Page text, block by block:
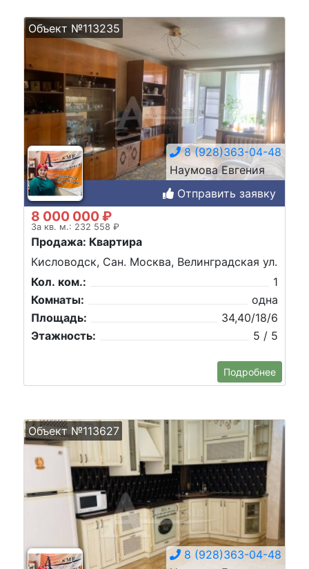
Объект №113235
8 (928)363-04-48
Наумова Евгения
Отправить заявку
8 000 000 ₽
За кв. м.: 232 558 ₽
Продажа: Квартира
Кисловодск, Сан. Москва, Велинградская ул.
Кол. ком.:
1
Комнаты:
одна
Площадь:
34,40/18/6
Этажность:
5 / 5
Подробнее
Объект №113627
8 (928)363-04-48